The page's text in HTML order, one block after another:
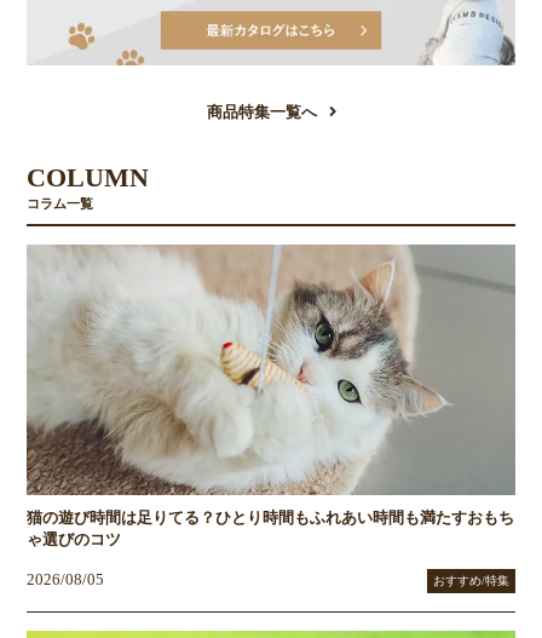
商品特集一覧へ
COLUMN
コラム一覧
猫の遊び時間は足りてる？ひとり時間もふれあい時間も満たすおもち
ゃ選びのコツ
2026/08/05 おすすめ/特集